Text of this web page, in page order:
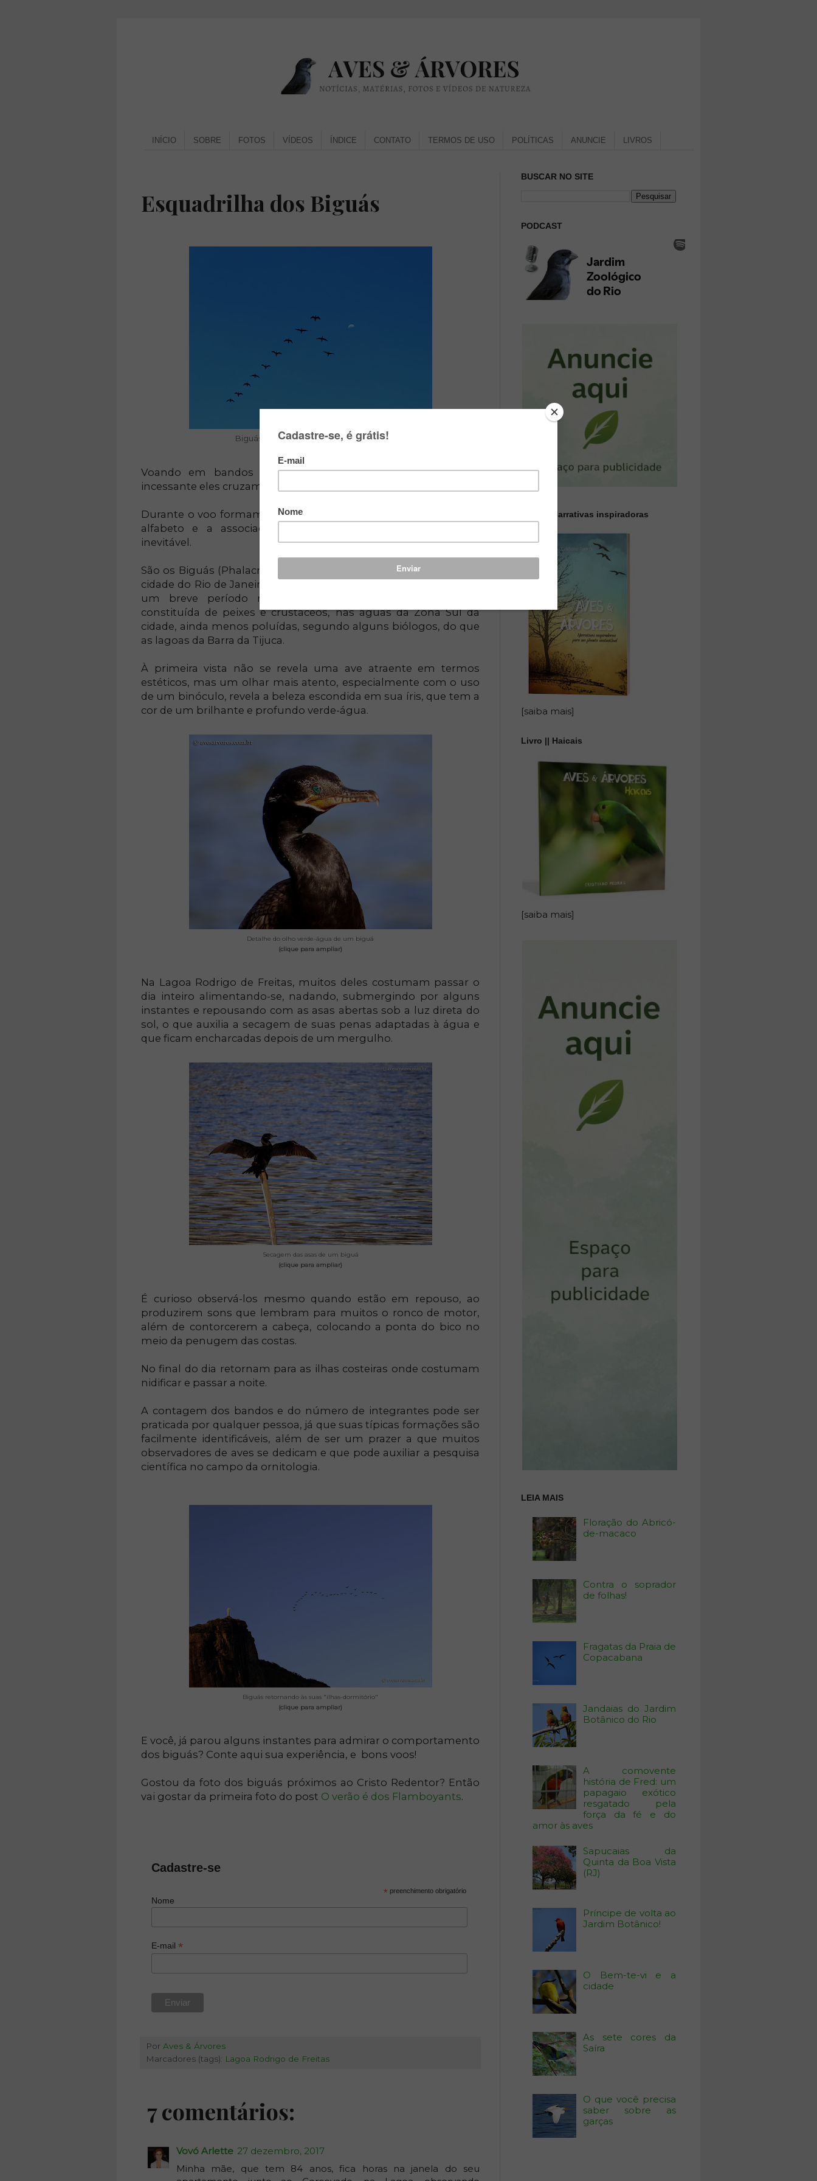
INÍCIO SOBRE FOTOS VÍDEOS ÍNDICE CONTATO TERMOS DE USO POLÍTICAS ANUNCIE LIVROS
Esquadrilha dos Biguás
Biguás em sua típica formação em "V"
Voando em bandos numerosos e com um bater de asas
incessante eles cruzam o firmamento desde o início da manhã.
Durante o voo formam figuras semelhantes à letra "V" de nosso
alfabeto e a associação com a Esquadrilha da Fumaça é
inevitável.
São os Biguás (Phalacrocorax brasilianus), que ocupam o céu da
cidade do Rio de Janeiro durante boa parte do ano, à exceção de
um breve período no inverno, em busca de uma dieta
constituída de peixes e crustáceos, nas águas da Zona Sul da
cidade, ainda menos poluídas, segundo alguns biólogos, do que
as lagoas da Barra da Tijuca.
À primeira vista não se revela uma ave atraente em termos
estéticos, mas um olhar mais atento, especialmente com o uso
de um binóculo, revela a beleza escondida em sua íris, que tem a
cor de um brilhante e profundo verde-água.
Detalhe do olho verde-água de um biguá
(clique para ampliar)
Na Lagoa Rodrigo de Freitas, muitos deles costumam passar o
dia inteiro alimentando-se, nadando, submergindo por alguns
instantes e repousando com as asas abertas sob a luz direta do
sol, o que auxilia a secagem de suas penas adaptadas à água e
que ficam encharcadas depois de um mergulho.
Secagem das asas de um biguá
(clique para ampliar)
É curioso observá-los mesmo quando estão em repouso, ao
produzirem sons que lembram para muitos o ronco de motor,
além de contorcerem a cabeça, colocando a ponta do bico no
meio da penugem das costas.
No final do dia retornam para as ilhas costeiras onde costumam
nidificar e passar a noite.
A contagem dos bandos e do número de integrantes pode ser
praticada por qualquer pessoa, já que suas típicas formações são
facilmente identificáveis, além de ser um prazer a que muitos
observadores de aves se dedicam e que pode auxiliar a pesquisa
científica no campo da ornitologia.
Biguás retornando às suas "ilhas-dormitório"
(clique para ampliar)
E você, já parou alguns instantes para admirar o comportamento
dos biguás? Conte aqui sua experiência, e bons voos!
Gostou da foto dos biguás próximos ao Cristo Redentor? Então
vai gostar da primeira foto do post O verão é dos Flamboyants.
Cadastre-se
* preenchimento obrigatório
Nome
E-mail *
Por Aves & Árvores
Marcadores (tags): Lagoa Rodrigo de Freitas
7 comentários:
Vovó Arlette 27 dezembro, 2017
Minha mãe, que tem 84 anos, fica horas na janela do seu
BUSCAR NO SITE
PODCAST
Livro || Narrativas inspiradoras
[saiba mais]
Livro || Haicais
[saiba mais]
LEIA MAIS
Floração do Abricó-
de-macaco
Contra o soprador
de folhas!
Fragatas da Praia de
Copacabana
Jandaias do Jardim
Botânico do Rio
A comovente
história de Fred: um
papagaio exótico
resgatado pela
força da fé e do
amor às aves
Sapucaias da
Quinta da Boa Vista
(RJ)
Príncipe de volta ao
Jardim Botânico!
O Bem-te-vi e a
cidade
As sete cores da
Saíra
O que você precisa
saber sobre as
garças